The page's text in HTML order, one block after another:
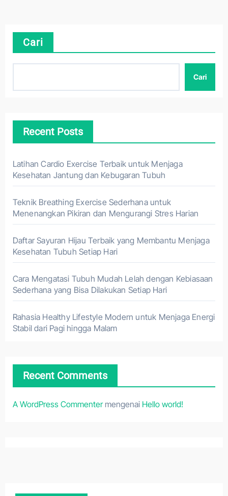
Cari
Cari
Recent Posts
Latihan Cardio Exercise Terbaik untuk Menjaga
Kesehatan Jantung dan Kebugaran Tubuh
Teknik Breathing Exercise Sederhana untuk
Menenangkan Pikiran dan Mengurangi Stres Harian
Daftar Sayuran Hijau Terbaik yang Membantu Menjaga
Kesehatan Tubuh Setiap Hari
Cara Mengatasi Tubuh Mudah Lelah dengan Kebiasaan
Sederhana yang Bisa Dilakukan Setiap Hari
Rahasia Healthy Lifestyle Modern untuk Menjaga Energi
Stabil dari Pagi hingga Malam
Recent Comments
A WordPress Commentermengenai Hello world!